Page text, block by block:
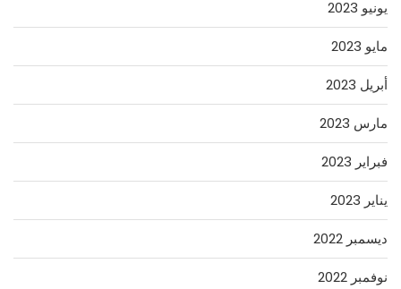
يونيو 2023
مايو 2023
أبريل 2023
مارس 2023
فبراير 2023
يناير 2023
ديسمبر 2022
نوفمبر 2022